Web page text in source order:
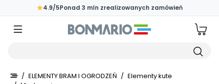
Przejdź do głównej zawartości strony
★4.9/5Ponad 3 mln zrealizowanych zamówień
/ ELEMENTY BRAM I OGRODZEŃ / Elementy kute